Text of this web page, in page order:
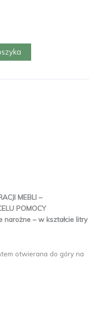
MEBLI –
POMOCY
narożne – w kształcie litry
otwierana do góry na